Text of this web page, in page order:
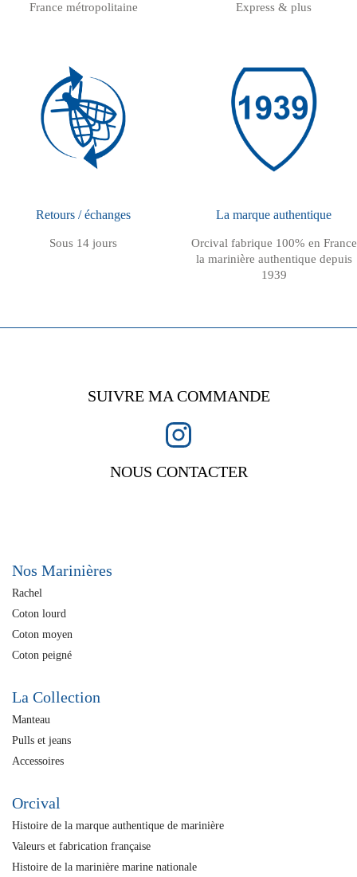
France métropolitaine
Express & plus
Retours / échanges
Sous 14 jours
La marque authentique
Orcival fabrique 100% en France
la marinière authentique depuis
1939
SUIVRE MA COMMANDE
NOUS CONTACTER
Nos Marinières
Rachel
Coton lourd
Coton moyen
Coton peigné
La Collection
Manteau
Pulls et jeans
Accessoires
Orcival
Histoire de la marque authentique de marinière
Valeurs et fabrication française
Histoire de la marinière marine nationale